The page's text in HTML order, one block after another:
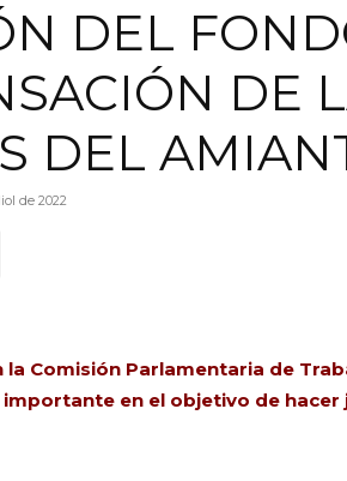
DEL
DE
DEL
de 2022
la Comisión Parlamentaria de
en el objetivo de hacer